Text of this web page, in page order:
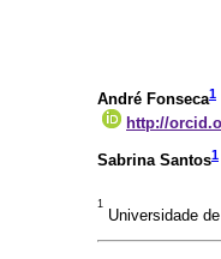
André Fonseca1
http://
Sabrina Santos1
1
Universidade